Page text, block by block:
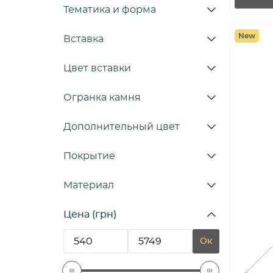
Тематика и форма
Вставка
Цвет вставки
Огранка камня
Дополнительный цвет
Покрытие
Материал
Цена (грн)
Ок
New